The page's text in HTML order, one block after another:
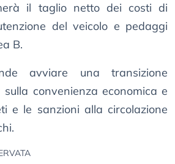
il taglio netto dei costi di
del veicolo e pedaggi
B.
avviare una transizione
convenienza economica e
e le sanzioni alla circolazione